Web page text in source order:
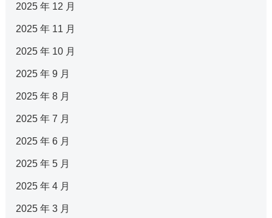
2025 年 12 月
2025 年 11 月
2025 年 10 月
2025 年 9 月
2025 年 8 月
2025 年 7 月
2025 年 6 月
2025 年 5 月
2025 年 4 月
2025 年 3 月